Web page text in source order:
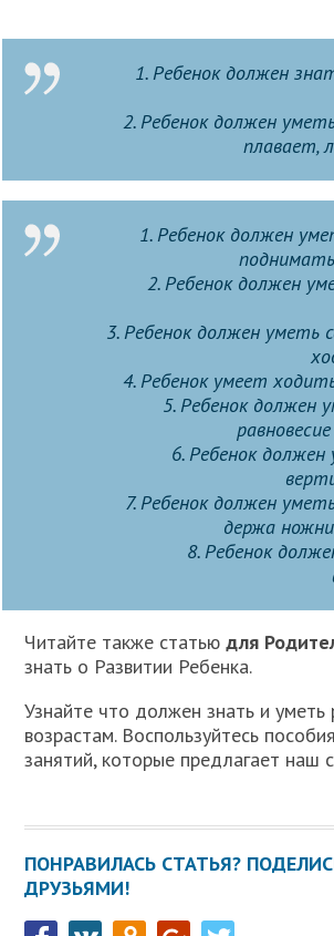
1. Ребенок должен
2. Ребенок должен
плавает,
1. Ребенок должен
2. Ребенок должен
3. Ребенок должен уметь
4. Ребенок умеет
5. Ребенок должен
6. Ребенок
7. Ребенок должен
держа
8. Ребенок
Читайте также статьюдля
знать о Развитии Ребенка.
Узнайте что должен знать и уметь
возрастам. Воспользуйтесь
занятий, которые предлагает наш
ПОНРАВИЛАСЬ СТАТЬЯ?
ДРУЗЬЯМИ!